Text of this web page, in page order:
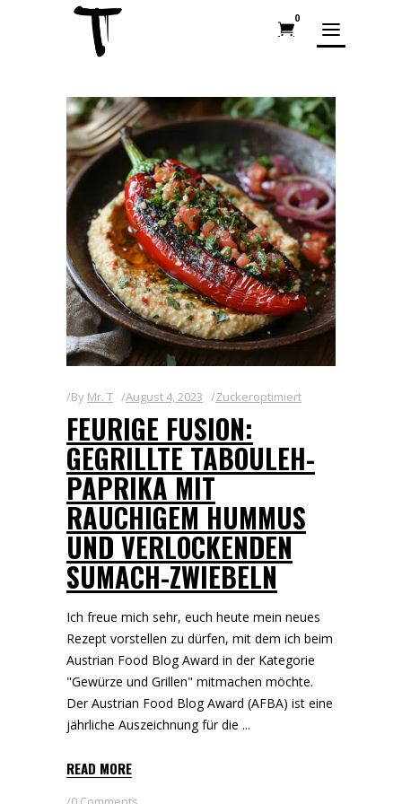
0
By Mr. T August 4, 2023 Zuckeroptimiert
FEURIGE FUSION:
GEGRILLTE TABOULEH-
PAPRIKA MIT
RAUCHIGEM HUMMUS
UND VERLOCKENDEN
SUMACH-ZWIEBELN
Ich freue mich sehr, euch heute mein neues
Rezept vorstellen zu dürfen, mit dem ich beim
Austrian Food Blog Award in der Kategorie
"Gewürze und Grillen" mitmachen möchte.
Der Austrian Food Blog Award (AFBA) ist eine
jährliche Auszeichnung für die
READ MORE